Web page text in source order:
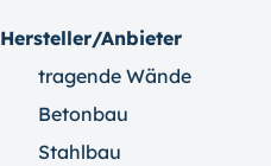
Hersteller/Anbieter
tragende Wände
Betonbau
Stahlbau